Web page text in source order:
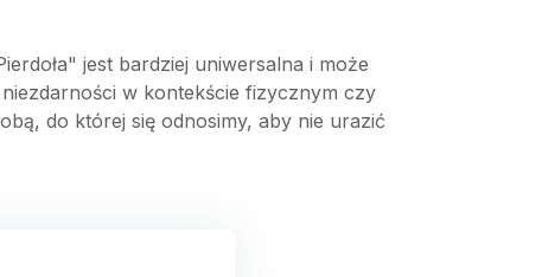
jest bardziej uniwersalna i może
w kontekście fizycznym czy
do której się odnosimy, aby nie urazić